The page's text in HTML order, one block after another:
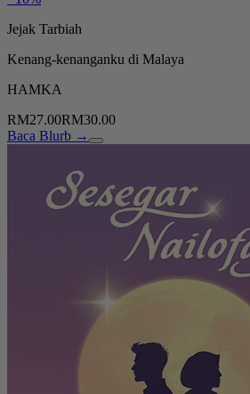
Jejak Tarbiah
Kenang-kenanganku di Malaya
HAMKA
RM27.00RM30.00
Baca Blurb →